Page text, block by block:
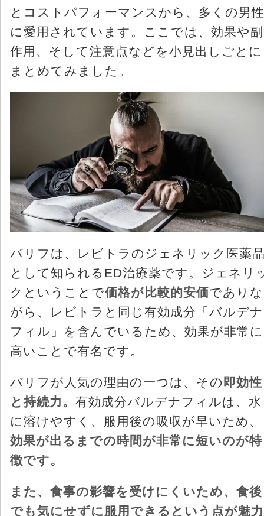
とコストパフォーマンスから、多くの男性
に愛用されています。ここでは、効果や副
作用、そして注意点などを小見出しごとに
まとめてみました。
バリフは、レビトラのジェネリック医薬
として知られるED治療薬です。ジェネリ
クということで価格が比較的安価でありな
がら、レビトラと同じ有効成分「バルデナ
フィル」を含んでいるため、効果が非常に
高いことで有名です。
バリフが人気の理由の一つは、その即効性
と持続力。 有効成分バルデナフィルは、水
に溶けやすく、服用後の吸収が早いため、
効果が出るまでの時間が非常に短いのが特
徴です。
また、食事の影響を受けにくいため、食後
でも気にせずに服用できるという点が魅力